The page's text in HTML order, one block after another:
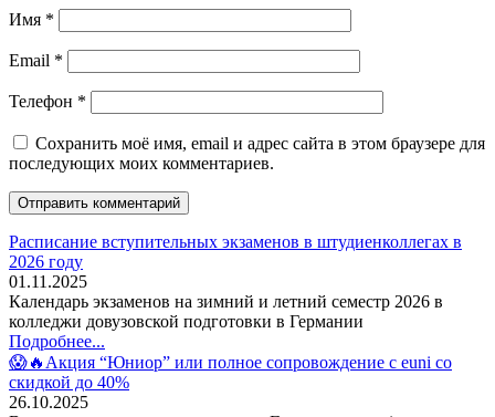
Имя *
Email *
Телефон *
Сохранить моё имя, email и адрес сайта в этом браузере для
последующих моих комментариев.
Расписание вступительных экзаменов в штудиенколлегах в
2026 году
01.11.2025
Календарь экзаменов на зимний и летний семестр 2026 в
колледжи довузовской подготовки в Германии
Подробнее...
😱🔥Акция “Юниор” или полное сопровождение с euni со
скидкой до 40%
26.10.2025